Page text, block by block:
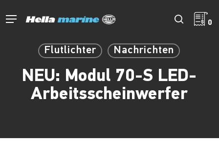
Hauptinhalt
Menü Suche 0
Flutlichter Nachrichten
NEU: Modul 70-S LED-
Arbeitsscheinwerfer